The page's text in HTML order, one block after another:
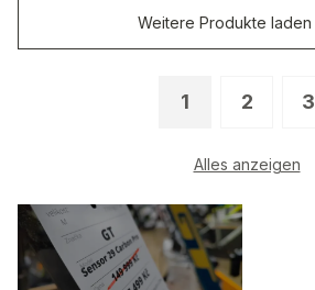
1 2 3
Alles anzeigen
Weitere Produkte laden